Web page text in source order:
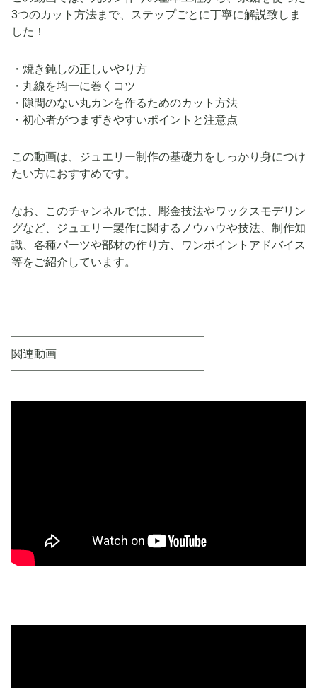
3つのカット方法まで、ステップごとに丁寧に解説致しま
した！
・焼き鈍しの正しいやり方
・丸線を均一に巻くコツ
・隙間のない丸カンを作るためのカット方法
・初心者がつまずきやすいポイントと注意点
この動画は、ジュエリー制作の基礎力をしっかり身につけ
たい方におすすめです。
なお、このチャンネルでは、彫金技法やワックスモデリン
グなど、ジュエリー製作に関するノウハウや技法、制作知
識、各種パーツや部材の作り方、ワンポイントアドバイス
等をご紹介しています。
━━━━━━━━━━━━━━━━━
関連動画
━━━━━━━━━━━━━━━━━